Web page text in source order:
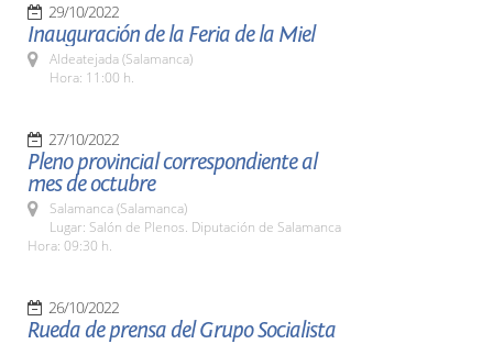
29/10/2022
Inauguración de la Feria de la Miel
Aldeatejada (Salamanca)
Hora: 11:00 h.
27/10/2022
Pleno provincial correspondiente al
mes de octubre
Salamanca (Salamanca)
Lugar: Salón de Plenos. Diputación de Salamanca
Hora: 09:30 h.
26/10/2022
Rueda de prensa del Grupo Socialista